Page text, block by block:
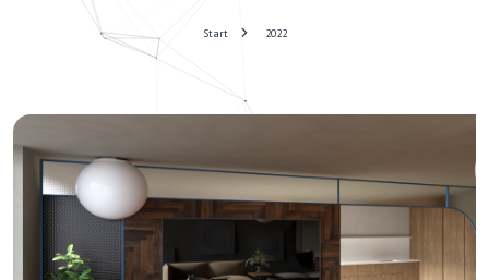
Start 2022